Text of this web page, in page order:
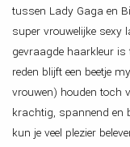
VACATURES
ERVAREN
ERVAREN
WIJ ZOEKEN
AFSPRAAK
tussen Lady Gaga en
super vrouwelijke sexy
gevraagde haarkleur is
reden blijft een beetje
vrouwen) houden toch
krachtig, spannend en
kun je veel plezier